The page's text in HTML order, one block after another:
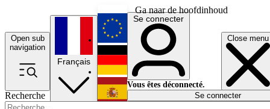
Ga naar de hoofdinhoud
Open sub
navigation
Close menu
Recherche
Français
English
Deutsch
Español
Se connecter
Vous êtes déconnecté.
Se connecter